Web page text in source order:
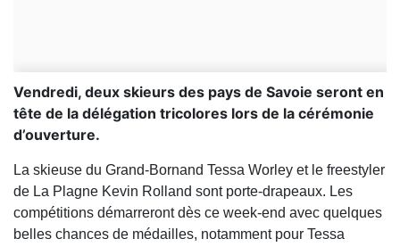
Vendredi, deux skieurs des pays de Savoie seront en
tête de la délégation tricolores lors de la cérémonie
d’ouverture.
La skieuse du Grand-Bornand Tessa Worley et le freestyler
de La Plagne Kevin Rolland sont porte-drapeaux. Les
compétitions démarreront dès ce week-end avec quelques
belles chances de médailles, notamment pour Tessa